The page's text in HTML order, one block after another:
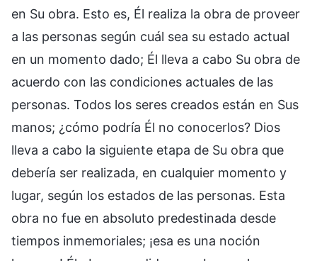
en Su obra. Esto es, Él realiza la obra de proveer
a las personas según cuál sea su estado actual
en un momento dado; Él lleva a cabo Su obra de
acuerdo con las condiciones actuales de las
personas. Todos los seres creados están en Sus
manos; ¿cómo podría Él no conocerlos? Dios
lleva a cabo la siguiente etapa de Su obra que
debería ser realizada, en cualquier momento y
lugar, según los estados de las personas. Esta
obra no fue en absoluto predestinada desde
tiempos inmemoriales; ¡esa es una noción